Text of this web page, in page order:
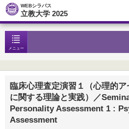
WEBシラバス
立教大学 2025
メニュー
臨床心理査定演習１（心理的ア
に関する理論と実践）／
Personality Assessment 1 :
Assessment